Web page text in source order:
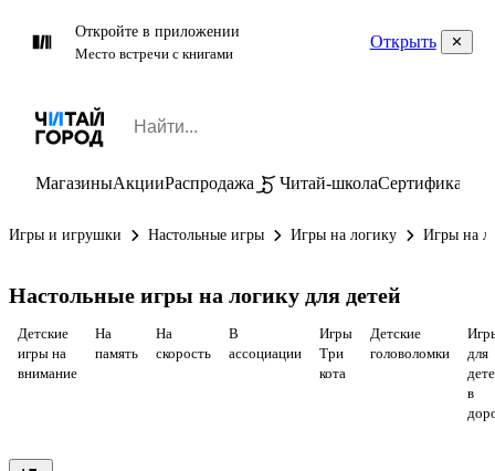
Откройте в приложении
Место встречи с книгами
Открыть
МагазиныАкцииРаспродажа Читай-школаСертификаты
Игры и игрушки Настольные игры Игры на логику Игры на
Настольные игры на логику для детей
Детские
игры на
внимание
На
память
На
скорость
В
ассоциации
Игры
Три
кота
Детские
головоломки
для
в